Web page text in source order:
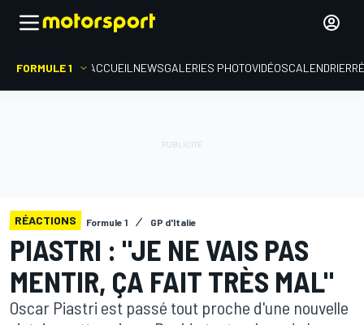
FORMULE 1 ACCUEIL NEWSGALERIES PHOTOVIDÉOSCALENDRIER
RÉACTIONS Formule 1 GP d'Italie
PIASTRI : "JE NE VAIS PAS
MENTIR, ÇA FAIT TRÈS MAL"
Oscar Piastri est passé tout proche d'une nouvelle